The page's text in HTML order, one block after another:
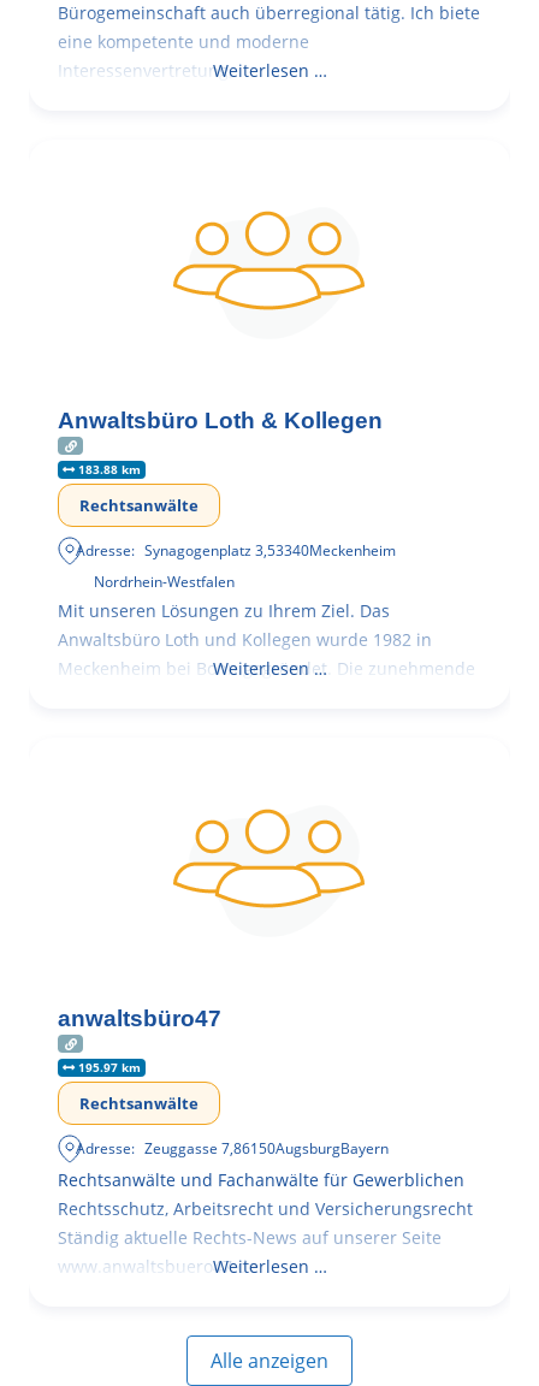
Bürogemeinschaft auch überregional tätig. Ich biete
eine kompetente und moderne
Interessenvertretung,Weiterlesen …
Anwaltsbüro Loth & Kollegen
183.88 km
Rechtsanwälte
Adresse: Synagogenplatz 3,53340Meckenheim
Nordrhein-Westfalen
Mit unseren Lösungen zu Ihrem Ziel. Das
Anwaltsbüro Loth und Kollegen wurde 1982 in
Meckenheim bei Bonn gegründet. Die zunehmende
Weiterlesen …
anwaltsbüro47
195.97 km
Rechtsanwälte
Adresse: Zeuggasse 7,86150AugsburgBayern
Rechtsanwälte und Fachanwälte für Gewerblichen
Rechtsschutz, Arbeitsrecht und Versicherungsrecht
Ständig aktuelle Rechts-News auf unserer Seite
www.anwaltsbuero47.deWeiterlesen …
Alle anzeigen